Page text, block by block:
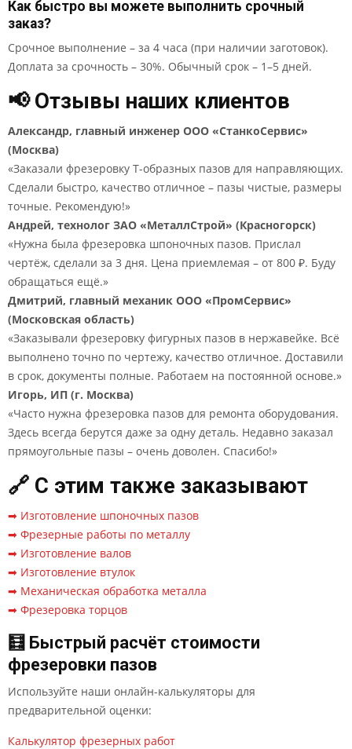
Как быстро вы можете выполнить срочный
заказ?
Срочное выполнение – за 4 часа (при наличии заготовок).
Доплата за срочность – 30%. Обычный срок – 1–5 дней.
📢 Отзывы наших клиентов
Александр, главный инженер ООО «СтанкоСервис»
(Москва)
«Заказали фрезеровку Т-образных пазов для направляющих.
Сделали быстро, качество отличное – пазы чистые, размеры
точные. Рекомендую!»
Андрей, технолог ЗАО «МеталлСтрой» (Красногорск)
«Нужна была фрезеровка шпоночных пазов. Прислал
чертёж, сделали за 3 дня. Цена приемлемая – от 800 ₽. Буду
обращаться ещё.»
Дмитрий, главный механик ООО «ПромСервис»
(Московская область)
«Заказывали фрезеровку фигурных пазов в нержавейке. Всё
выполнено точно по чертежу, качество отличное. Доставили
в срок, документы полные. Работаем на постоянной основе.»
Игорь, ИП (г. Москва)
«Часто нужна фрезеровка пазов для ремонта оборудования.
Здесь всегда берутся даже за одну деталь. Недавно заказал
прямоугольные пазы – очень доволен. Спасибо!»
🔗 С этим также заказывают
➡ Изготовление шпоночных пазов
➡ Фрезерные работы по металлу
➡ Изготовление валов
➡ Изготовление втулок
➡ Механическая обработка металла
➡ Фрезеровка торцов
🧮 Быстрый расчёт стоимости
фрезеровки пазов
Используйте наши онлайн-калькуляторы для
предварительной оценки:
Калькулятор фрезерных работ